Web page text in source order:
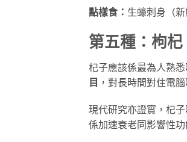
點樣食： 生蠔刺身（
第五種：枸
杞子應該係最為人熟
目 ，對長時間對住電
現代研究亦證實，杞
係加速衰老同影響性功